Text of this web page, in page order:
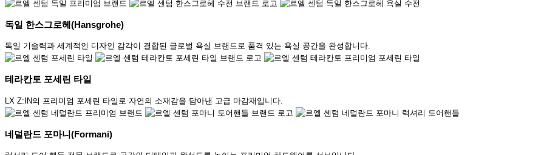
독일 한스그로헤(Hansgrohe)
독일 기술력과 세계적인 디자인 감각이 결합된 글로벌 욕실 브랜드로 품격 있는 욕실 공간을 완성합니다.
테라칸토 포세린 타일
LX Z:IN의 프리미엄 포세린 타일로 자연의 소재감을 담아낸 고급 마감재입니다.
네덜란드 포마니(Formani)